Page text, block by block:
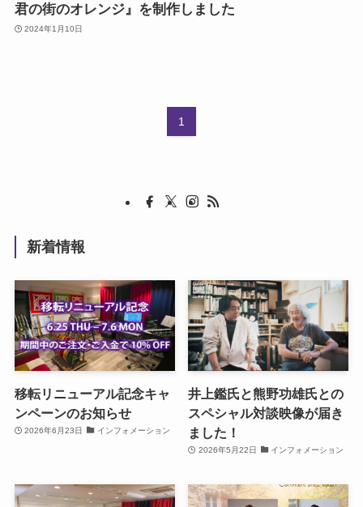
君の街のオレンジ』を制作しました
2024年1月10日
1
新着情報
移転リニューアル記念キャ
ンペーンのお知らせ
2026年6月23日 インフォメーション
井上鑑氏と熊野功雄氏との
スペシャル対談映像が届き
ました！
2026年5月22日 インフォメーション